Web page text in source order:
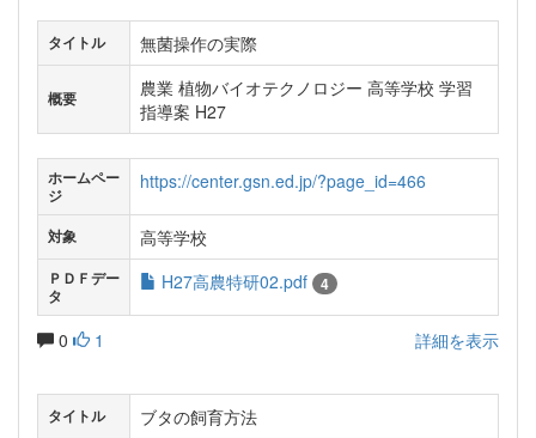
タイトル 無菌操作の実際
概要
農業 植物バイオテクノロジー 高等学校 学習
指導案 H27
ホームペー
ジ
https://center.gsn.ed.jp/?page_id=466
対象 高等学校
ＰＤＦデー
タ
H27高農特研02.pdf 4
0 1 詳細を表示
タイトル ブタの飼育方法